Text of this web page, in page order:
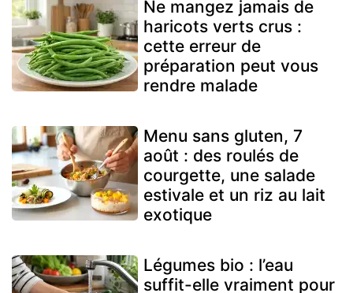
Ne mangez jamais de
haricots verts crus :
cette erreur de
préparation peut vous
rendre malade
Menu sans gluten, 7
août : des roulés de
courgette, une salade
estivale et un riz au lait
exotique
Légumes bio : l’eau
suffit-elle vraiment pour